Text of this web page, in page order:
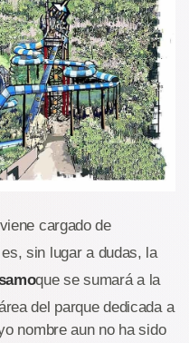
cargado de
sin lugar a dudas, la
que se sumará a la
del parque dedicada a
nombre aun no ha sido